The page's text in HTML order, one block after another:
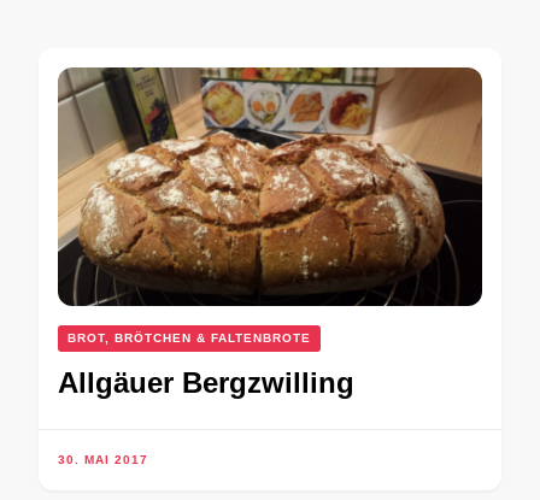
BROT, BRÖTCHEN & FALTENBROTE
Allgäuer Bergzwilling
30. MAI 2017